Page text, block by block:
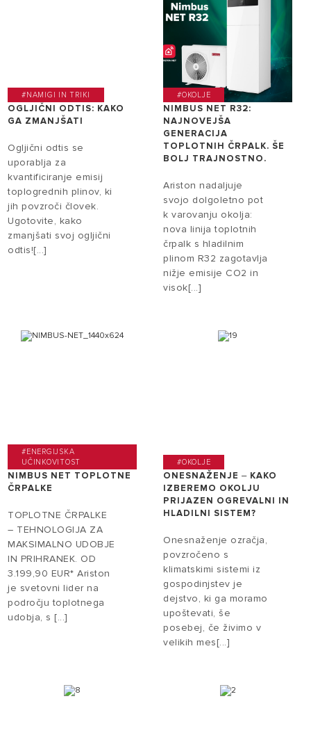
#NAMIGI IN TRIKI
OGLJIČNI ODTIS: KAKO
GA ZMANJŠATI
Ogljični odtis se
uporablja za
kvantificiranje emisij
toplogrednih plinov, ki
jih povzroči človek.
Ugotovite, kako
zmanjšati svoj ogljični
odtis![...]
#OKOLJE
NIMBUS NET R32:
NAJNOVEJŠA
GENERACIJA
TOPLOTNIH ČRPALK. ŠE
BOLJ TRAJNOSTNO.
Ariston nadaljuje
svojo dolgoletno pot
k varovanju okolja:
nova linija toplotnih
črpalk s hladilnim
plinom R32 zagotavlja
nižje emisije CO2 in
visok[...]
#ENERGIJSKA
UČINKOVITOST
NIMBUS NET TOPLOTNE
ČRPALKE
TOPLOTNE ČRPALKE
– TEHNOLOGIJA ZA
MAKSIMALNO UDOBJE
IN PRIHRANEK. OD
3.199,90 EUR* Ariston
je svetovni lider na
področju toplotnega
udobja, s [...]
#OKOLJE
ONESNAŽENJE ‒ KAKO
IZBEREMO OKOLJU
PRIJAZEN OGREVALNI IN
HLADILNI SISTEM?
Onesnaženje ozračja,
povzročeno s
klimatskimi sistemi iz
gospodinjstev je
dejstvo, ki ga moramo
upoštevati, še
posebej, če živimo v
velikih mes[...]